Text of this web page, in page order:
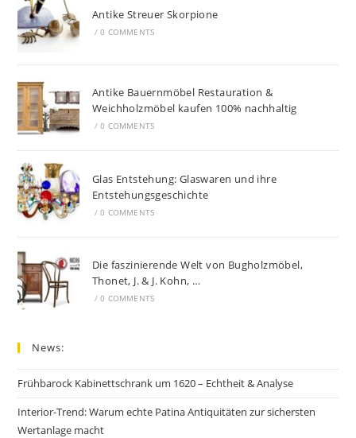
Antike Streuer Skorpione
/ 0 COMMENTS
Antike Bauernmöbel Restauration &
Weichholzmöbel kaufen 100% nachhaltig
/ 0 COMMENTS
Glas Entstehung: Glaswaren und ihre
Entstehungsgeschichte
/ 0 COMMENTS
Die faszinierende Welt von Bugholzmöbel,
Thonet, J. & J. Kohn, …
/ 0 COMMENTS
News:
Frühbarock Kabinettschrank um 1620 – Echtheit & Analyse
Interior-Trend: Warum echte Patina Antiquitäten zur sichersten
Wertanlage macht